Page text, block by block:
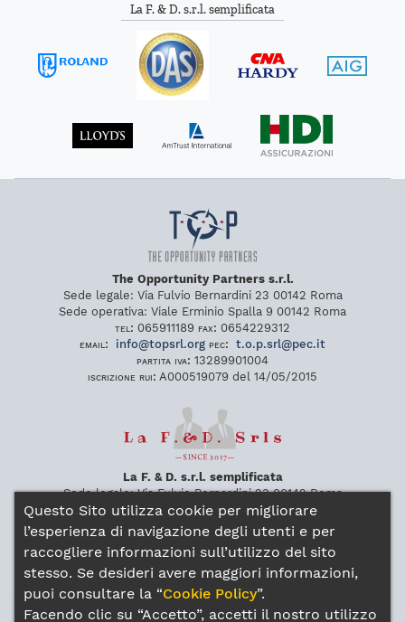
La F. & D. s.r.l. semplificata
The Opportunity Partners s.r.l.
Sede legale: Via Fulvio Bernardini 23 00142 Roma
Sede operativa: Viale Erminio Spalla 9 00142 Roma
tel: 065911189 fax: 0654229312
email:
info@topsrl.org pec: t.o.p.srl@pec.it
partita iva: 13289901004
iscrizione rui: A000519079 del 14/05/2015
La F. & D. s.r.l. semplificata
Sede legale:Via Fulvio Bernardini 2300142 Roma
Sede operativa:Viale Erminio Spalla 9 00142 Roma
tel: 065911189 fax: 0654229312
pec:
pec
partita iva:14172281009
iscrizione rui: A000570367 del 29/03/2017
Questo Sito utilizza cookie per migliorare
l’esperienza di navigazione degli utenti e per
raccogliere informazioni sull’utilizzo del sito
stesso. Se desideri avere maggiori informazioni,
puoi consultare la “Cookie Policy”.
Facendo clic su “Accetto”, accetti il nostro utilizzo